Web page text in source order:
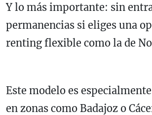
Y lo más importante: sin
permanencias si eliges una
renting flexible como la de
Este modelo es
en zonas como Badajoz o